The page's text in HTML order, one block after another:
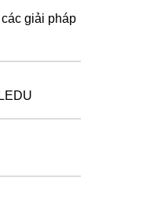
giải pháp